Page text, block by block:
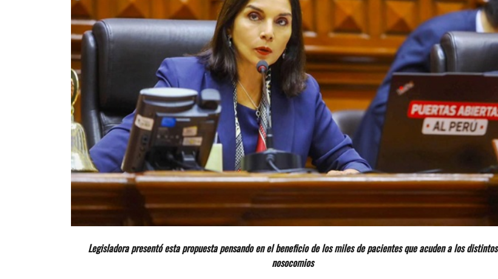
Legisladora presentó esta propuesta pensando en el beneficio de los miles de pacientes que acuden a los distintos
nosocomios